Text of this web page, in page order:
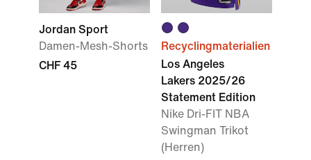
Jordan Sport
Damen-Mesh-Shorts
CHF 45
Recyclingmaterialien
Los Angeles
Lakers 2025/26
Statement Edition
Nike Dri-FIT NBA
Swingman Trikot
(Herren)